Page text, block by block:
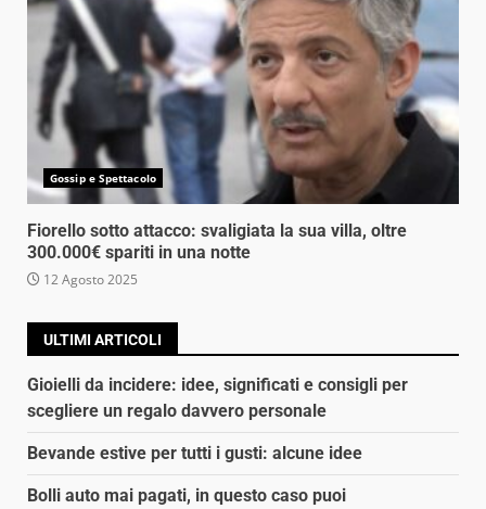
Gossip e Spettacolo
Fiorello sotto attacco: svaligiata la sua villa, oltre
300.000€ spariti in una notte
12 Agosto 2025
ULTIMI ARTICOLI
Gioielli da incidere: idee, significati e consigli per
scegliere un regalo davvero personale
Bevande estive per tutti i gusti: alcune idee
Bolli auto mai pagati, in questo caso puoi